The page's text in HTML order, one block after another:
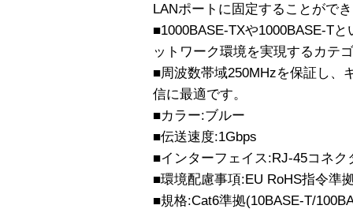
LANポートに固定することがで
■1000BASE-TXや1000BASE-T
ットワーク環境を実現するカテ
■周波数帯域250MHzを保証し、
信に最適です。
■カラー:ブルー
■伝送速度:1Gbps
■インターフェイス:RJ-45コネク
■環境配慮事項:EU RoHS指令準
■規格:Cat6準拠(10BASE-T/